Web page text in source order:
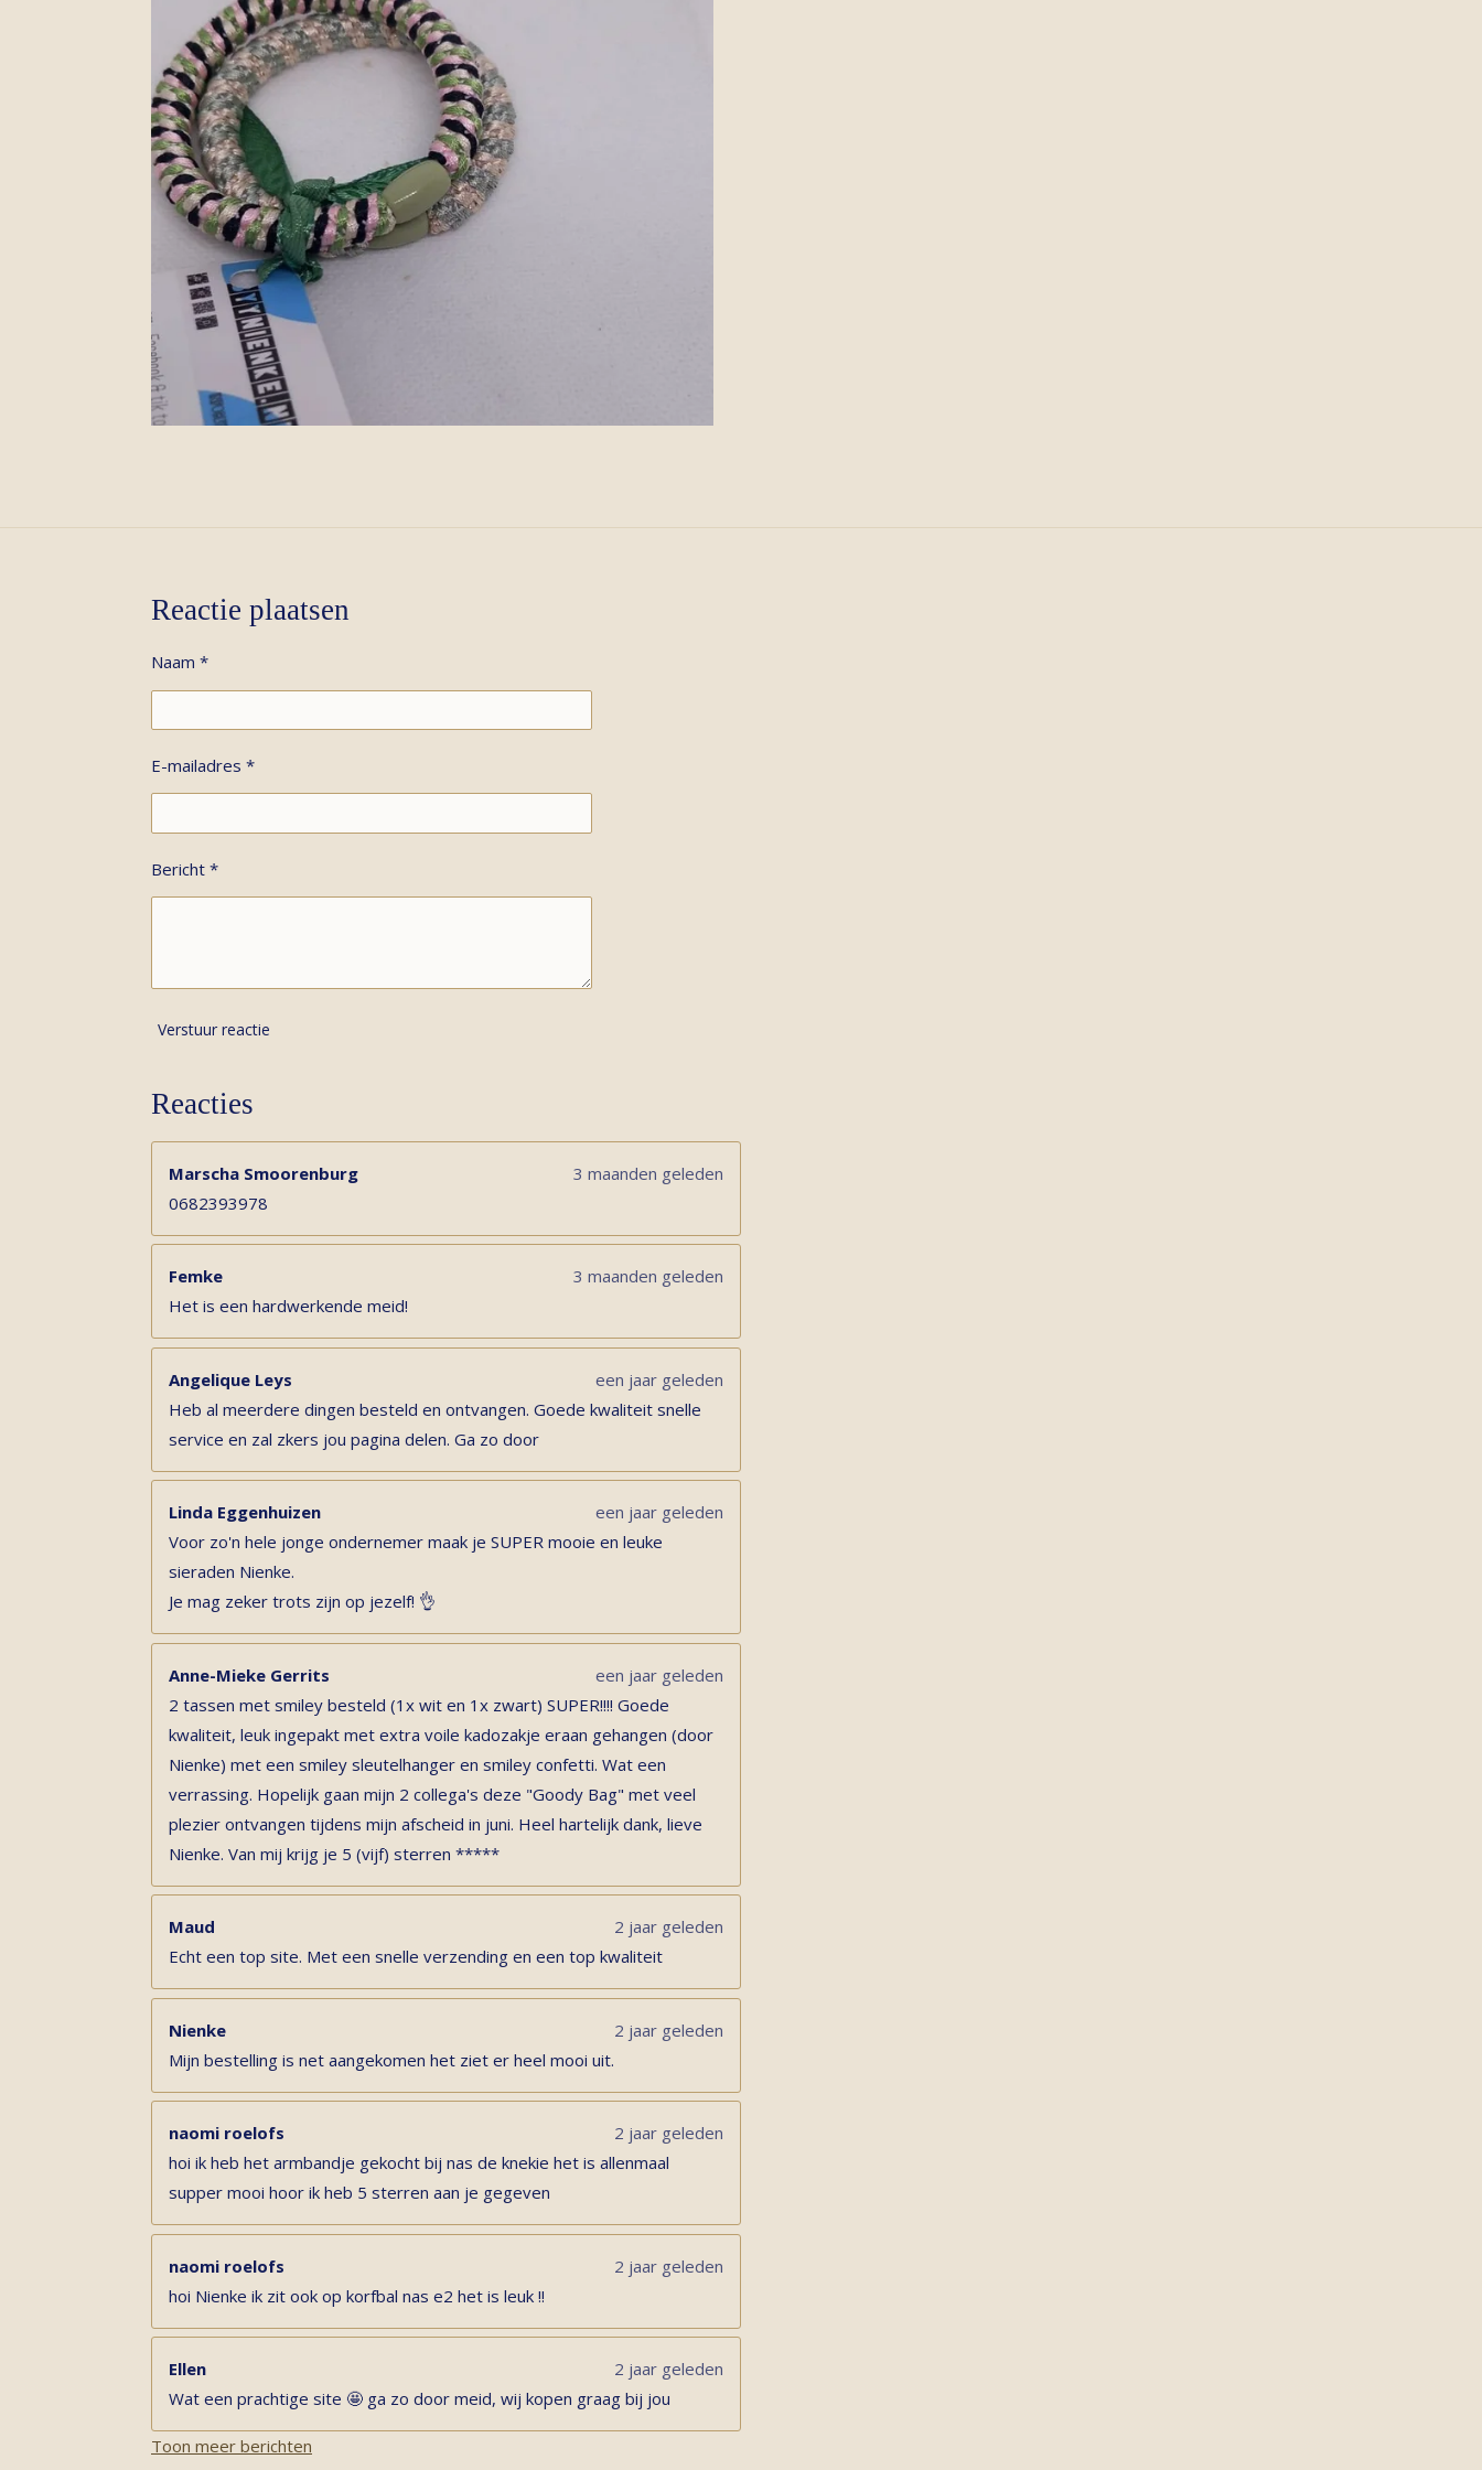
Reactie plaatsen
Naam *
E-mailadres *
Bericht *
Verstuur reactie
Reacties
Marscha Smoorenburg
3 maanden geleden
0682393978
Femke
3 maanden geleden
Het is een hardwerkende meid!
Angelique Leys
een jaar geleden
Heb al meerdere dingen besteld en ontvangen. Goede kwaliteit snelle
service en zal zkers jou pagina delen. Ga zo door
Linda Eggenhuizen
een jaar geleden
Voor zo'n hele jonge ondernemer maak je SUPER mooie en leuke
sieraden Nienke.
Je mag zeker trots zijn op jezelf! 👌
Anne-Mieke Gerrits
een jaar geleden
2 tassen met smiley besteld (1x wit en 1x zwart) SUPER!!!! Goede
kwaliteit, leuk ingepakt met extra voile kadozakje eraan gehangen (door
Nienke) met een smiley sleutelhanger en smiley confetti. Wat een
verrassing. Hopelijk gaan mijn 2 collega's deze "Goody Bag" met veel
plezier ontvangen tijdens mijn afscheid in juni. Heel hartelijk dank, lieve
Nienke. Van mij krijg je 5 (vijf) sterren *****
Maud
2 jaar geleden
Echt een top site. Met een snelle verzending en een top kwaliteit
Nienke
2 jaar geleden
Mijn bestelling is net aangekomen het ziet er heel mooi uit.
naomi roelofs
2 jaar geleden
hoi ik heb het armbandje gekocht bij nas de knekie het is allenmaal
supper mooi hoor ik heb 5 sterren aan je gegeven
naomi roelofs
2 jaar geleden
hoi Nienke ik zit ook op korfbal nas e2 het is leuk !!
Ellen
2 jaar geleden
Wat een prachtige site 🤩 ga zo door meid, wij kopen graag bij jou
Toon meer berichten